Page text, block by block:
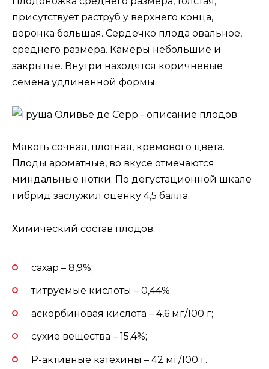
присутствует раструб у верхнего конца,
воронка большая. Сердечко плода овальное,
среднего размера. Камеры небольшие и
закрытые. Внутри находятся коричневые
семена удлиненной формы.
Мякоть сочная, плотная, кремового цвета.
Плоды ароматные, во вкусе отмечаются
миндальные нотки. По дегустационной шкале
гибрид заслужил оценку 4,5 балла.
Химический состав плодов:
сахар – 8,9%;
титруемые кислоты – 0,44%;
аскорбиновая кислота – 4,6 мг/100 г;
сухие вещества – 15,4%;
Р-активные катехины – 42 мг/100 г.